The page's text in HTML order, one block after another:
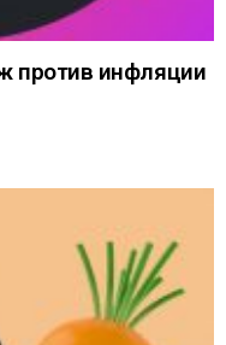
против инфляции